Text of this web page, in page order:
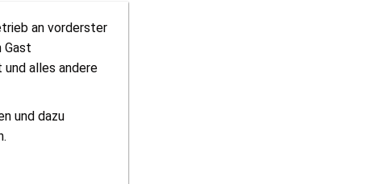
an vorderster
Gast
alles andere
und dazu